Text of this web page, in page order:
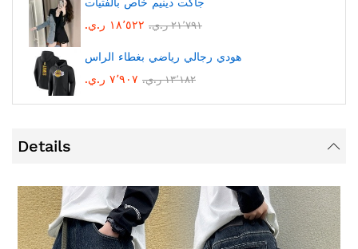
١٨٬٥٢٢ ر.ي.‏
٢١٬٧٩١ ر.ي.‏
هودي رجالي رياضي بغطاء الراس
٧٬٩٠٧ ر.ي.‏
١٣٬١٨٢ ر.ي.‏
Details